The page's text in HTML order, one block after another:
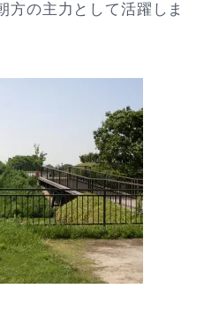
方の主力として活躍しま